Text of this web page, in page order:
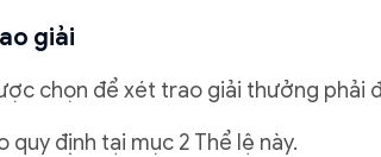
giải
chọn để xét trao giải thưởng phải
quy định tại mục 2 Thể lệ này.